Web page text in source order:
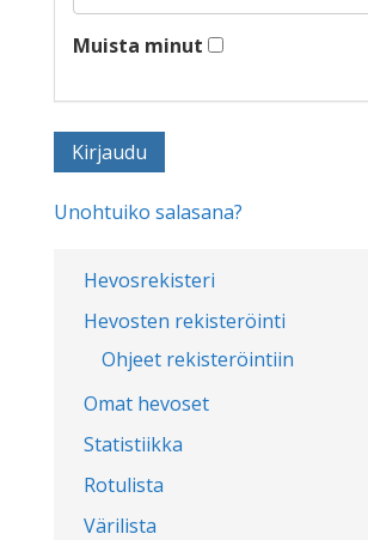
Hevosrekisteri
Hevosten rekisteröinti
Ohjeet rekisteröintiin
Omat hevoset
Statistiikka
Rotulista
Värilista
Muista minut
Unohtuiko salasana?